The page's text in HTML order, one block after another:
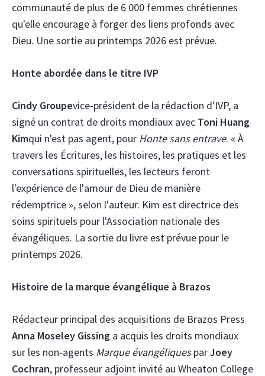
communauté de plus de 6 000 femmes chrétiennes
qu'elle encourage à forger des liens profonds avec
Dieu. Une sortie au printemps 2026 est prévue.
Honte abordée dans le titre IVP
Cindy Groupevice-président de la rédaction d'IVP, a
signé un contrat de droits mondiaux avec Toni Huang
Kimqui n'est pas agent, pour Honte sans entrave. « À
travers les Écritures, les histoires, les pratiques et les
conversations spirituelles, les lecteurs feront
l'expérience de l'amour de Dieu de manière
rédemptrice », selon l'auteur. Kim est directrice des
soins spirituels pour l'Association nationale des
évangéliques. La sortie du livre est prévue pour le
printemps 2026.
Histoire de la marque évangélique à Brazos
Rédacteur principal des acquisitions de Brazos Press
Anna Moseley Gissing a acquis les droits mondiaux
sur les non-agents Marque évangéliquesparJoey
Cochran, professeur adjoint invité au Wheaton College